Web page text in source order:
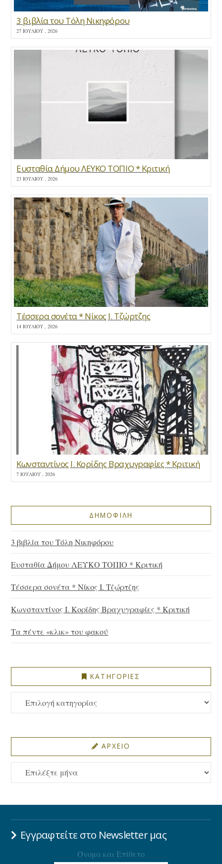
3 βιβλία του Τόλη Νικηφόρου
27 ΙΟΥΛΊΟΥ , 2026
Ευσταθία Δήμου ΛΕΥΚΟ ΤΟΠΙΟ * Κριτική
23 ΙΟΥΛΊΟΥ , 2026
Τέσσερα σονέτα * Νίκος Ι. Τζώρτζης
14 ΙΟΥΛΊΟΥ , 2026
Κωνσταντίνος Ι. Κορίδης Βραχυγραφίες * Κριτική
7 ΙΟΥΛΊΟΥ , 2026
ΔΗΜΟΦΙΛΗ
3 βιβλία του Τόλη Νικηφόρου
Ευσταθία Δήμου ΛΕΥΚΟ ΤΟΠΙΟ * Κριτική
Τέσσερα σονέτα * Νίκος Ι. Τζώρτζης
Κωνσταντίνος Ι. Κορίδης Βραχυγραφίες * Κριτική
Τα πέντε «κλικ» του φακού
ΚΑΤΗΓΟΡΙΕΣ
ΚΑΤΗΓΟΡΙΕΣ
ΑΡΧΕΙΟ
ΑΡΧΕΙΟ
Εγγραφτείτε στο Newsletter μας
Όνομα και Επίθετο